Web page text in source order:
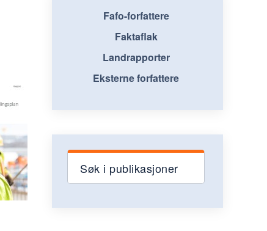
Fafo-forfattere
Faktaflak
Landrapporter
Eksterne forfattere
Søk i publikasjoner